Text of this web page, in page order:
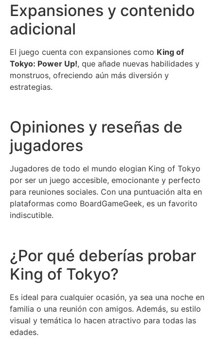
Expansiones y contenido
adicional
El juego cuenta con expansiones como King of
Tokyo: Power Up!, que añade nuevas habilidades y
monstruos, ofreciendo aún más diversión y
estrategias.
Opiniones y reseñas de
jugadores
Jugadores de todo el mundo elogian King of Tokyo
por ser un juego accesible, emocionante y perfecto
para reuniones sociales. Con una puntuación alta en
plataformas como BoardGameGeek, es un favorito
indiscutible.
¿Por qué deberías probar
King of Tokyo?
Es ideal para cualquier ocasión, ya sea una noche en
familia o una reunión con amigos. Además, su estilo
visual y temática lo hacen atractivo para todas las
edades.